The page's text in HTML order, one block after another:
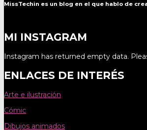
MissTechin es un blog en el que hablo de
MI INSTAGRAM
Instagram has returned empty data.
ENLACES DE INTERÉS
Arte e ilustración
Cómic
Dibujos animados